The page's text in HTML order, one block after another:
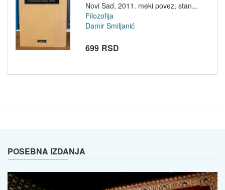
Novi Sad, 2011. meki povez, stan...
Filozofija
Damir Smiljanić
699 RSD
POSEBNA IZDANJA